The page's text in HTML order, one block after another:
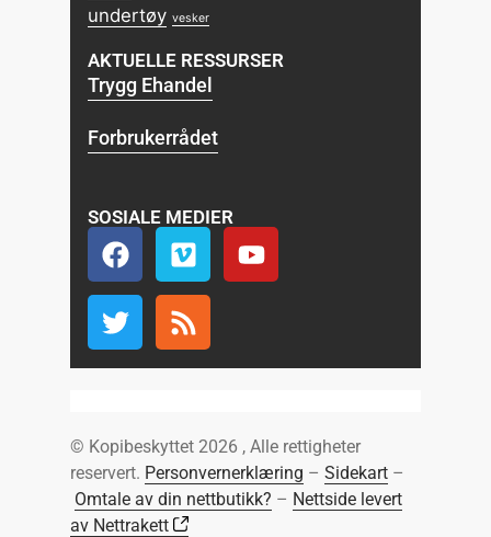
undertøy vesker
AKTUELLE RESSURSER
Trygg Ehandel
Forbrukerrådet
SOSIALE MEDIER
© Kopibeskyttet 2026 , Alle rettigheter
reservert. Personvernerklæring – Sidekart –
Omtale av din nettbutikk? – Nettside levert
av Nettrakett